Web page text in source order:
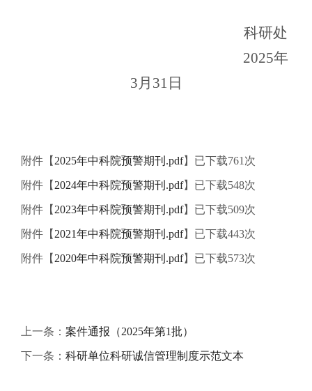
科研处
2025年
3月 31 日
附件【 2025年中科院预警期刊.pdf】已下载761 次
附件【 2024年中科院预警期刊.pdf】已下载548次
附件【 2023年中科院预警期刊.pdf】已下载509次
附件【 2021年中科院预警期刊.pdf】已下载443次
附件【 2020年中科院预警期刊.pdf】已下载573次
上一条：案件通报（2025年第1批）
下一条：科研单位科研诚信管理制度示范文本